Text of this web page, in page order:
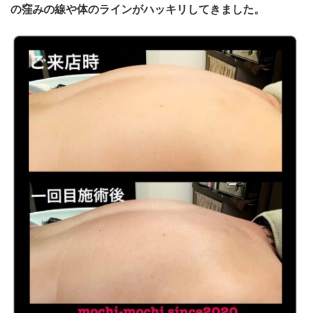
の窪みの線や体のラインがハッキリしてきました。